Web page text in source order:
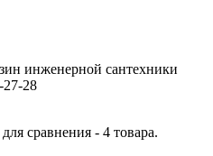
инженерной сантехники
27-28
сравнения - 4 товара.